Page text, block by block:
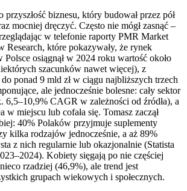
biznesu, który budował przez pół
mocniej dręczyć. Często nie mógł zasnąć –
w telefonie raporty PMR Market
Research, które pokazywały, że rynek
osiągnął w 2024 roku wartość około
szacunków nawet więcej), z
ponad 9 mld zł w ciągu najbliższych trzech
ale jednocześnie bolesne: cały sektor
6,5–10,9% CAGR w zależności od źródła), a
w miejscu lub cofała się. Tomasz zaczął
40% Polaków przyjmuje suplementy
kilka rodzajów jednocześnie, a aż 89%
z nich regularnie lub okazjonalnie (Statista
Kobiety sięgają po nie częściej
rzadziej (46,9%), ale trend jest
grupach wiekowych i społecznych.